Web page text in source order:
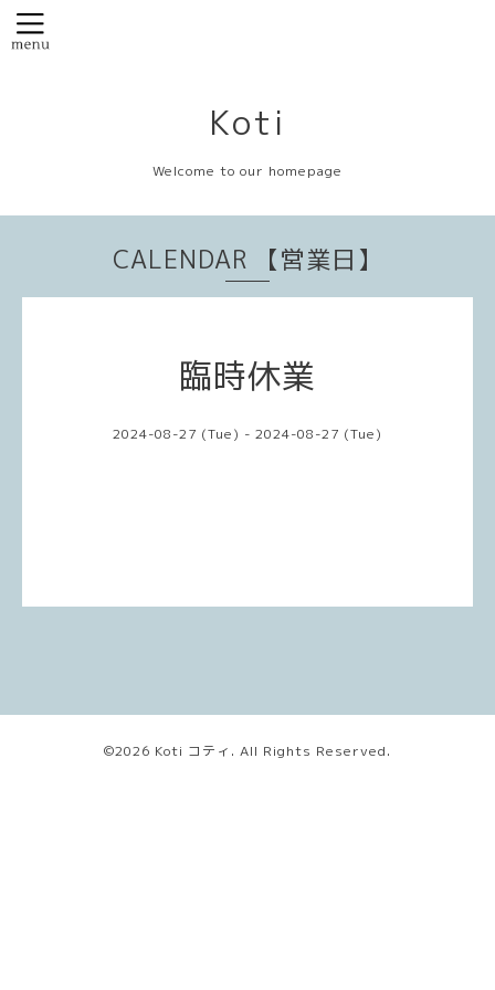
Koti
Welcome to our homepage
CALENDAR 【営業日】
臨時休業
2024-08-27 (Tue) - 2024-08-27 (Tue)
©2026 Koti コティ . All Rights Reserved.